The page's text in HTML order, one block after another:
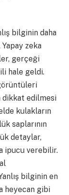
bilginin daha
zeka
gerçeği
hale geldi.
dikkat edilmesi
kulakların
saplarının
detaylar,
ipucu verebilir.
bilginin en
heyecan gibi